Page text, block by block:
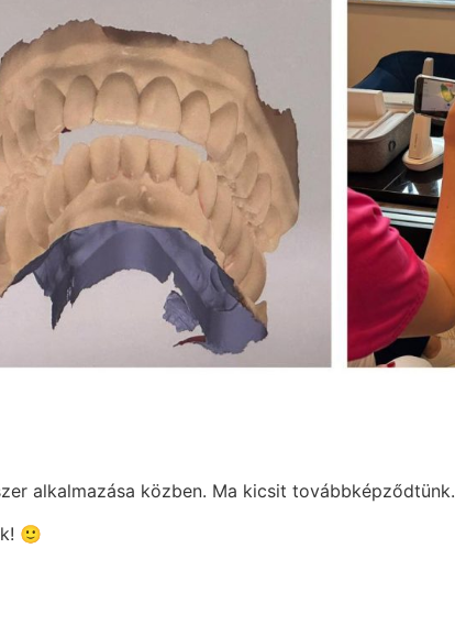
alkalmazása közben. Ma kicsit továbbképződtünk.
🙂